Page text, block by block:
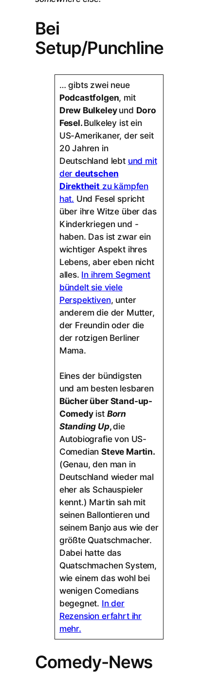
Bei
Setup/Punchline
… gibts zwei neue
Podcastfolgen, mit
Drew Bulkeleyund Doro
Fesel.Bulkeley ist ein
US-Amerikaner, der seit
20 Jahren in
Deutschland lebt und mit
der deutschen
Direktheit zu kämpfen
hat. Und Fesel spricht
über ihre Witze über das
Kinderkriegen und -
haben. Das ist zwar ein
wichtiger Aspekt ihres
Lebens, aber eben nicht
alles. In ihrem Segment
bündelt sie viele
Perspektiven, unter
anderem die der Mutter,
der Freundin oder die
der rotzigen Berliner
Mama.
Eines der bündigsten
und am besten lesbaren
Bücher über Stand-up-
Comedyist Born
Standing Up,die
Autobiografie von US-
ComedianSteve Martin.
(Genau, den man in
Deutschland wieder mal
eher als Schauspieler
kennt.) Martin sah mit
seinen Ballontieren und
seinem Banjo aus wie der
größte Quatschmacher.
Dabei hatte das
Quatschmachen System,
wie einem das wohl bei
wenigen Comedians
begegnet. In der
Rezension erfahrt ihr
mehr.
Comedy-News